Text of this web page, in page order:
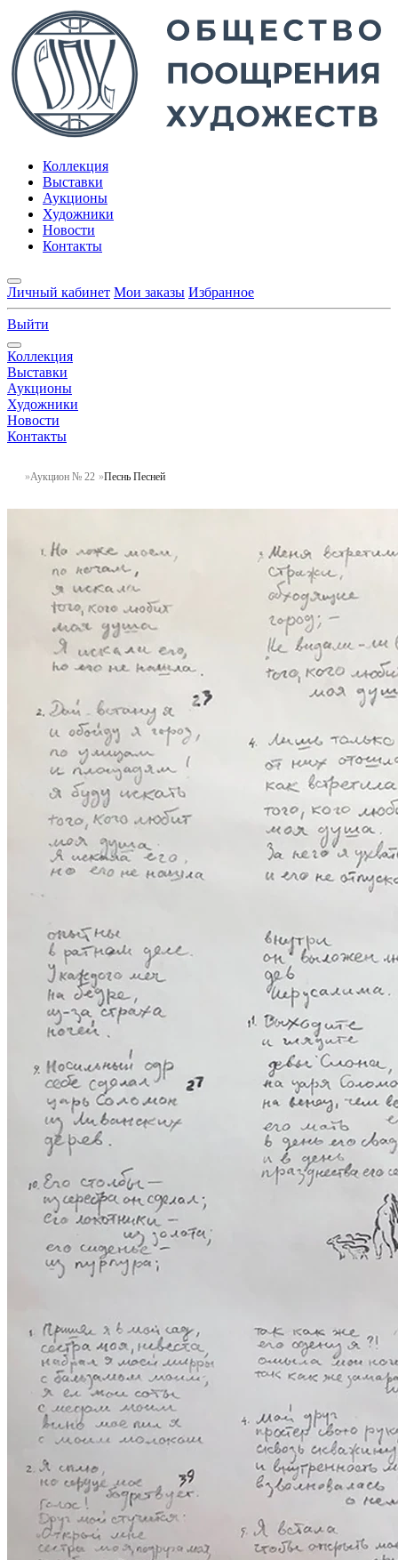
Коллекция
Выставки
Аукционы
Художники
Новости
Контакты
Личный кабинет Мои заказы Избранное
Выйти
Коллекция
Выставки
Аукционы
Художники
Новости
Контакты
Аукцион № 22 Песнь Песней